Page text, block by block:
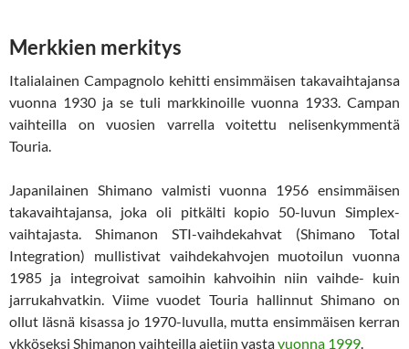
Merkkien merkitys
Italialainen Campagnolo kehitti ensimmäisen takavaihtajansa
vuonna 1930 ja se tuli markkinoille vuonna 1933. Campan
vaihteilla on vuosien varrella voitettu nelisenkymmentä
Touria.
Japanilainen Shimano valmisti vuonna 1956 ensimmäisen
takavaihtajansa, joka oli pitkälti kopio 50-luvun Simplex-
vaihtajasta. Shimanon STI-vaihdekahvat (Shimano Total
Integration) mullistivat vaihdekahvojen muotoilun vuonna
1985 ja integroivat samoihin kahvoihin niin vaihde- kuin
jarrukahvatkin. Viime vuodet Touria hallinnut Shimano on
ollut läsnä kisassa jo 1970-luvulla, mutta ensimmäisen kerran
ykköseksi Shimanon vaihteilla ajetiin vastavuonna 1999.